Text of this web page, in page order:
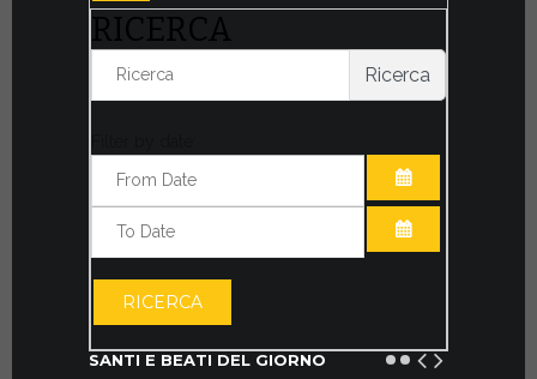
RICERCA
Ricerca
APRI IL
RICERCA
SANTI E BEATI DEL GIORNO